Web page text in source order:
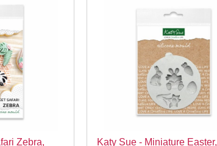
Zebra,
Katy Sue - Miniature Easter,